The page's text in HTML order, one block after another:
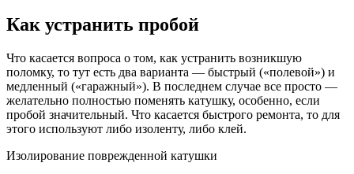
Как устранить пробой
Что касается вопроса о том, как устранить возникшую
поломку, то тут есть два варианта — быстрый («полевой») и
медленный («гаражный»). В последнем случае все просто —
желательно полностью поменять катушку, особенно, если
пробой значительный. Что касается быстрого ремонта, то для
этого используют либо изоленту, либо клей.
Изолирование поврежденной катушки